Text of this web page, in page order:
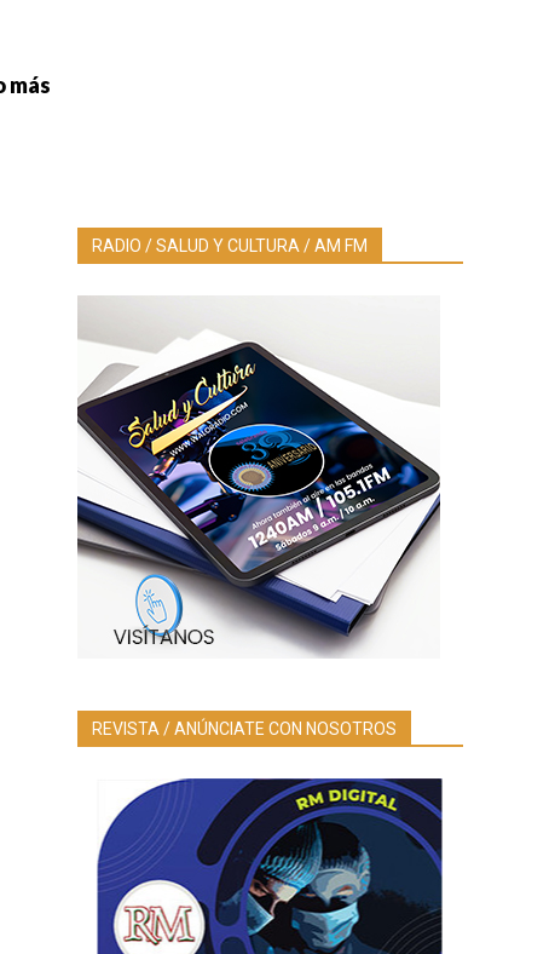
más
RADIO / SALUD Y CULTURA / AM FM
REVISTA / ANÚNCIATE CON NOSOTROS